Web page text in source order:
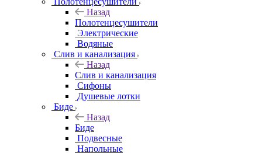
Назад
Полотенцесушители
Назад
Слив и канализация
Назад
Биде